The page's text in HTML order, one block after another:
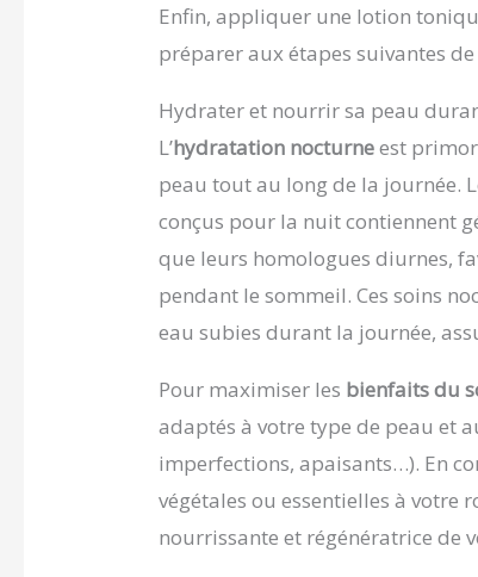
Enfin, appliquer une lotion
préparer aux étapes suivantes
Hydrater et nourrir sa peau
L’hydratation nocturneest
peau tout au long de la journée.
conçus pour la nuit contiennent
que leurs homologues diurnes,
pendant le sommeil. Ces soins
eau subies durant la journée,
Pour maximiser les bienfaits du
adaptés à votre type de peau et
imperfections, apaisants…). En
végétales ou essentielles à votre
nourrissante et régénératrice de